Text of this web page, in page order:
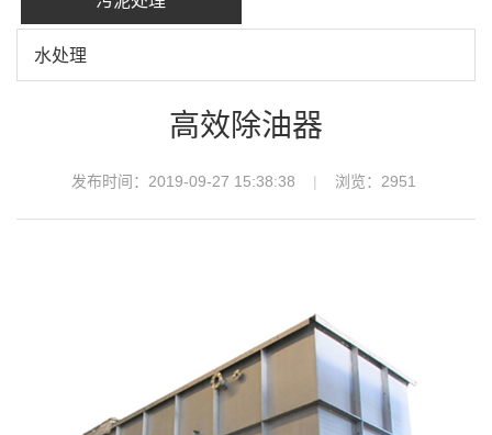
水处理
高效除油器
发布时间：2019-09-27 15:38:38 浏览： 2951